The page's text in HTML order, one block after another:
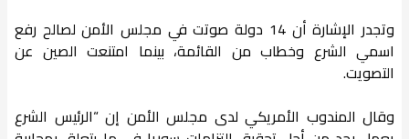
وتجدر الإشارة أن 14 دولة صوتت في مجلس الأمن لصالح رفع
اسمي الشرع وخطاب من القائمة، بينما امتنعت الصين عن
التصويت.
وقال المندوب الأمريكي لدى مجلس الأمن إن “الرئيس الشرع